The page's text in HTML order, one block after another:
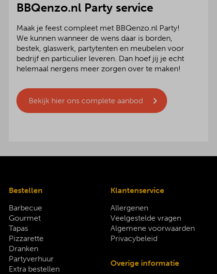
BBQenzo.nl Party service
Maak je feest compleet met BBQenzo.nl Party!
We kunnen wanneer de wens daar is borden,
bestek, glaswerk, partytenten en meubelen voor
bedrijf en particulier leveren. Dan hoef jij je echt
helemaal nergens meer zorgen over te maken!
Bekijk hier ons complete aanbod
Bestellen
Barbecue
Gourmet
Tapas
Pizzarette
Dranken
Partyverhuur
Extra bestellen
Klantenservice
Allergenen
Veelgestelde vragen
Algemene voorwaarden
Privacybeleid
Overige informatie